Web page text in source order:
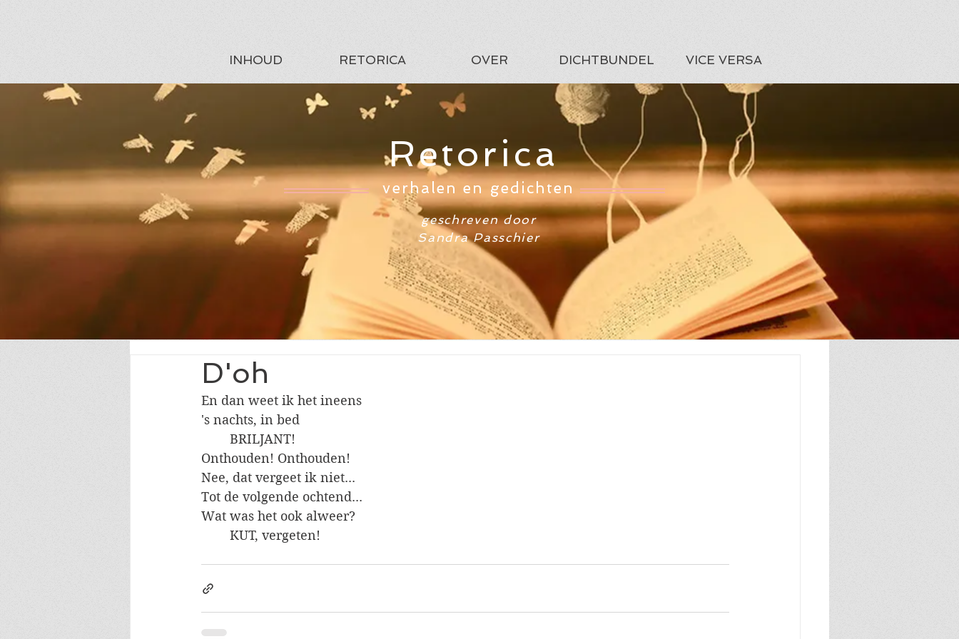
INHOUD RETORICA OVER DICHTBUNDEL VICE VERSA
Retorica
verhalen en gedichten
geschreven door
Sandra Passchier
D'oh
En dan weet ik het ineens
's nachts, in bed
	BRILJANT!
Onthouden! Onthouden!
Nee, dat vergeet ik niet...
Tot de volgende ochtend...
Wat was het ook alweer?
	KUT, vergeten!